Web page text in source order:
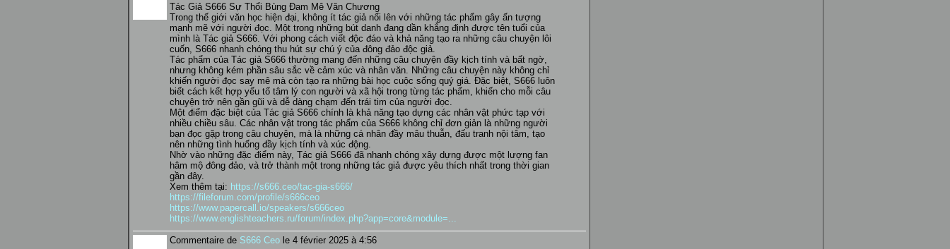
Tác Giả S666 Sự Thổi Bùng Đam Mê Văn Chương
Trong thế giới văn học hiện đại, không ít tác giả nổi lên với những tác phẩm gây ấn tượng
mạnh mẽ với người đọc. Một trong những bút danh đang dần khẳng định được tên tuổi của
mình là Tác giả S666. Với phong cách viết độc đáo và khả năng tạo ra những câu chuyện lôi
cuốn, S666 nhanh chóng thu hút sự chú ý của đông đảo độc giả.
Tác phẩm của Tác giả S666 thường mang đến những câu chuyện đầy kịch tính và bất ngờ,
nhưng không kém phần sâu sắc về cảm xúc và nhân văn. Những câu chuyện này không chỉ
khiến người đọc say mê mà còn tạo ra những bài học cuộc sống quý giá. Đặc biệt, S666 luôn
biết cách kết hợp yếu tố tâm lý con người và xã hội trong từng tác phẩm, khiến cho mỗi câu
chuyện trở nên gần gũi và dễ dàng chạm đến trái tim của người đọc.
Một điểm đặc biệt của Tác giả S666 chính là khả năng tạo dựng các nhân vật phức tạp với
nhiều chiều sâu. Các nhân vật trong tác phẩm của S666 không chỉ đơn giản là những người
bạn đọc gặp trong câu chuyện, mà là những cá nhân đầy mâu thuẫn, đấu tranh nội tâm, tạo
nên những tình huống đầy kịch tính và xúc động.
Nhờ vào những đặc điểm này, Tác giả S666 đã nhanh chóng xây dựng được một lượng fan
hâm mộ đông đảo, và trở thành một trong những tác giả được yêu thích nhất trong thời gian
gần đây.
Xem thêm tại: https://s666.ceo/tac-gia-s666/
https://fileforum.com/profile/s666ceo
https://www.papercall.io/speakers/s666ceo
https://www.englishteachers.ru/forum/index.php?app=core&module=...
Commentaire de S666 Ceo le 4 février 2025 à 4:56